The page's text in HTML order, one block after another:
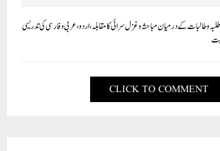
و طالبات کے درمیان مباحثہ و غزل سرائی کا مقابلہ ، اردو، عربی و فارسی کی تدریسی
CLICK TO COMMENT